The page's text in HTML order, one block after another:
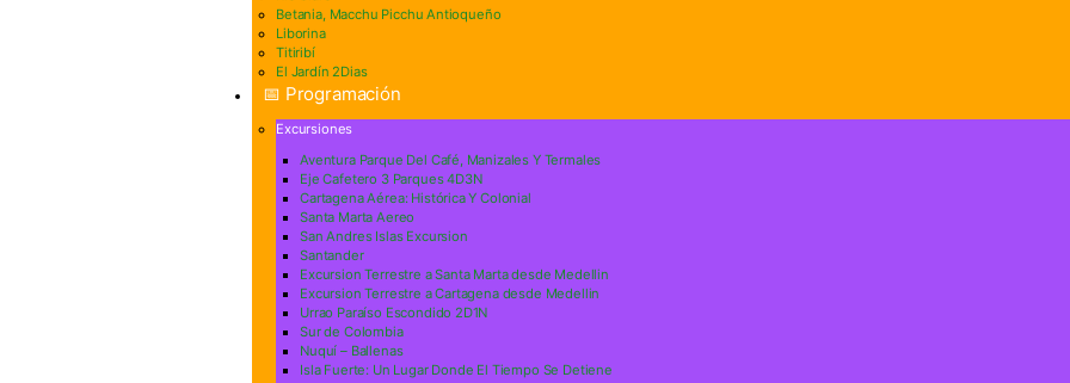
Betania, Macchu Picchu Antioqueño
Liborina
Titiribí
El Jardín 2Dias
📅 Programación
Excursiones
Aventura Parque Del Café, Manizales Y Termales
Eje Cafetero 3 Parques 4D3N
Cartagena Aérea: Histórica Y Colonial
Santa Marta Aereo
San Andres Islas Excursion
Santander
Excursion Terrestre a Santa Marta desde Medellin
Excursion Terrestre a Cartagena desde Medellin
Urrao Paraíso Escondido 2D1N
Sur de Colombia
Nuquí – Ballenas
Isla Fuerte: Un Lugar Donde El Tiempo Se Detiene